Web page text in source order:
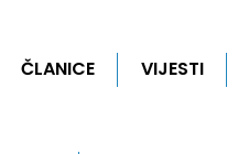
ČLANICE VIJESTI